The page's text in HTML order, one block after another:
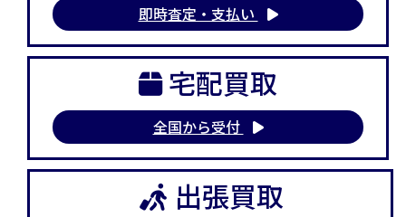
即時査定・支払い
宅配買取
全国から受付
出張買取